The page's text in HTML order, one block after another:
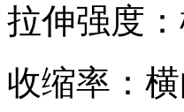
拉伸强度
收缩率：横